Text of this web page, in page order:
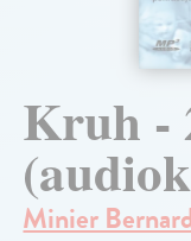
Kruh -
Minier